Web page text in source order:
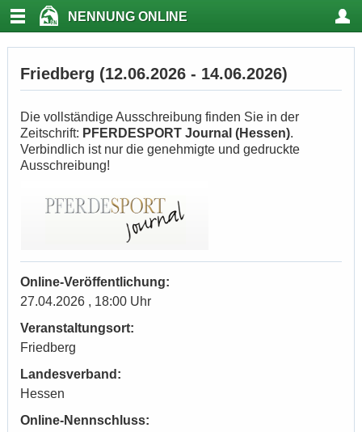
NENNUNG ONLINE
Friedberg (12.06.2026 - 14.06.2026)
Die vollständige Ausschreibung finden Sie in der
Zeitschrift: PFERDESPORT Journal (Hessen).
Verbindlich ist nur die genehmigte und gedruckte
Ausschreibung!
Online-Veröffentlichung:
27.04.2026 , 18:00 Uhr
Veranstaltungsort:
Friedberg
Landesverband:
Hessen
Online-Nennschluss: